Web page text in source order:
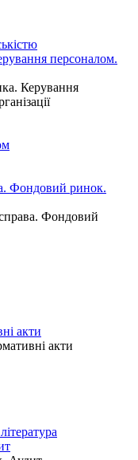
персоналом.
Керування
Фондовий ринок.
Фондовий
акти
акти